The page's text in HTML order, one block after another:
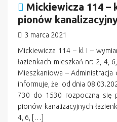
Mickiewicza 114 –
pionów
3 marca 2021
Mickiewicza 114 – kl I –
łazienkach mieszkań nr: 2, 4,
Mieszkaniowa – Administracja
informuje, że: od dnia
730 do 1530 rozpoczną się
pionów kanalizacyjnych
4, 6, […]